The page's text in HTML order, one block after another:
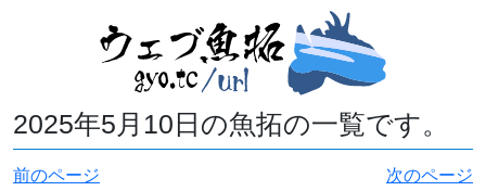
2025年5月10日の魚拓の一覧です。
前のページ
次のページ